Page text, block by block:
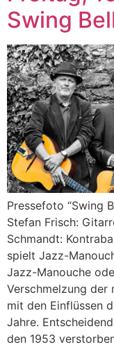
Swing
Pressefoto “Swing
Stefan Frisch:
Schmandt:
spielt Jazz-
Jazz-Manouche
Verschmelzung der
mit den Einflüssen
Jahre.
den 1953